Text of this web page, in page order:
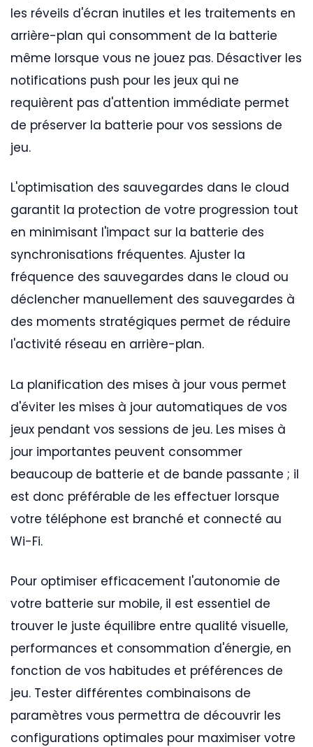
les réveils d'écran inutiles et les traitements en
arrière-plan qui consomment de la batterie
même lorsque vous ne jouez pas. Désactiver les
notifications push pour les jeux qui ne
requièrent pas d'attention immédiate permet
de préserver la batterie pour vos sessions de
jeu.
L'optimisation des sauvegardes dans le cloud
garantit la protection de votre progression tout
en minimisant l'impact sur la batterie des
synchronisations fréquentes. Ajuster la
fréquence des sauvegardes dans le cloud ou
déclencher manuellement des sauvegardes à
des moments stratégiques permet de réduire
l'activité réseau en arrière-plan.
La planification des mises à jour vous permet
d'éviter les mises à jour automatiques de vos
jeux pendant vos sessions de jeu. Les mises à
jour importantes peuvent consommer
beaucoup de batterie et de bande passante ; il
est donc préférable de les effectuer lorsque
votre téléphone est branché et connecté au
Wi-Fi.
Pour optimiser efficacement l'autonomie de
votre batterie sur mobile, il est essentiel de
trouver le juste équilibre entre qualité visuelle,
performances et consommation d'énergie, en
fonction de vos habitudes et préférences de
jeu. Tester différentes combinaisons de
paramètres vous permettra de découvrir les
configurations optimales pour maximiser votre